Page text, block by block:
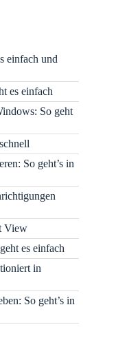
einfach und
es einfach
So geht
So geht’s in
View
es einfach
in
So geht’s in